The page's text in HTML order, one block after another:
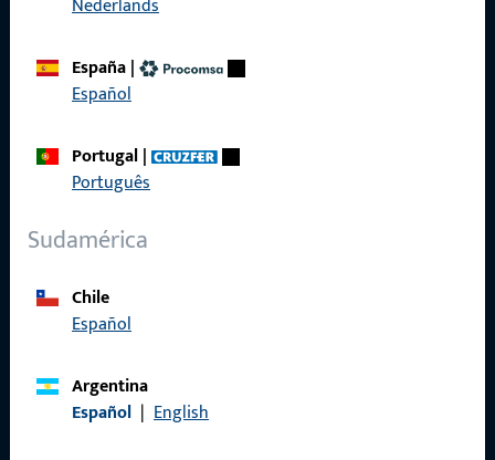
España|
Español
Portugal|
Português
Sudamérica
Chile
Español
Argentina
Español | English
Aviso legal